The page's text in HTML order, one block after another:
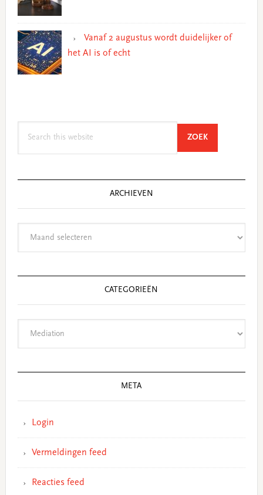
Vanaf 2 augustus wordt duidelijker of
het AI is of echt
ZOEKSEARCH
ARCHIEVEN
CATEGORIEËN
META
Login
Vermeldingen feed
Reacties feed